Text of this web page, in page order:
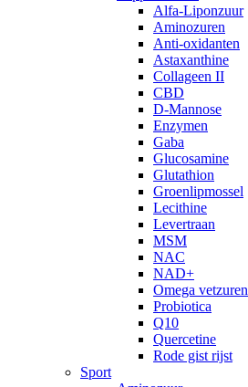
Alfa-Liponzuur
Aminozuren
Anti-oxidanten
Astaxanthine
Collageen II
CBD
D-Mannose
Enzymen
Gaba
Glucosamine
Glutathion
Groenlipmossel
Lecithine
Levertraan
MSM
NAC
NAD+
Omega vetzuren
Probiotica
Q10
Quercetine
Rode gist rijst
Sport